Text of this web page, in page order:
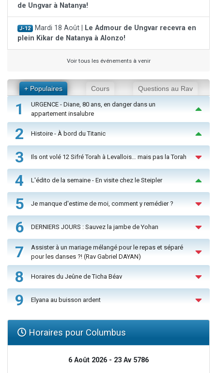
de Ungvar à Natanya!
J-12 Mardi 18 Août |
Le Admour de Ungvar recevra en
plein Kikar de Natanya à Alonzo!
Voir tous les événements à venir
+ Populaires Cours Questions au Rav
1
URGENCE - Diane, 80 ans, en danger dans un
appartement insalubre
2 Histoire - À bord du Titanic
3 Ils ont volé 12 Sifré Torah à Levallois… mais pas la Torah
4 L'édito de la semaine - En visite chez le Steipler
5 Je manque d'estime de moi, comment y remédier ?
6 DERNIERS JOURS : Sauvez la jambe de Yohan
7
Assister à un mariage mélangé pour le repas et séparé
pour les danses ?! (Rav Gabriel DAYAN)
8 Horaires du Jeûne de Ticha Béav
9 Elyana au buisson ardent
Horaires pour Columbus
6 Août 2026 - 23 Av 5786